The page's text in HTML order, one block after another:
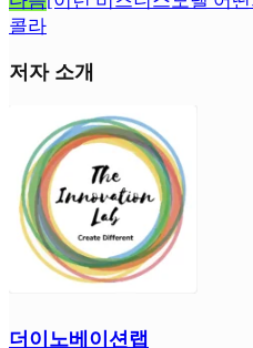
콜라
저자 소개
더이노베이션랩